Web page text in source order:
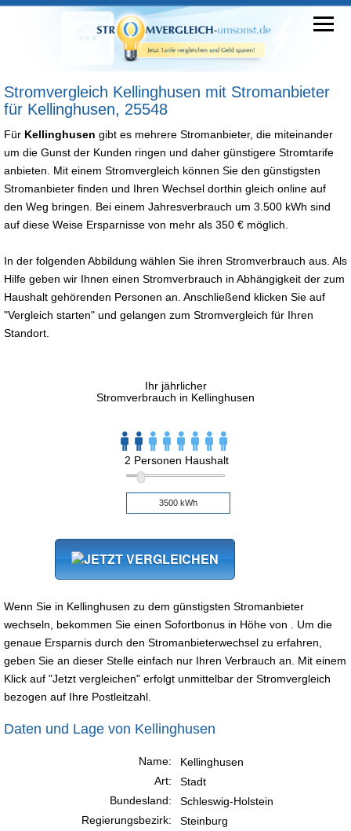
Stromvergleich Kellinghusen mit Stromanbieter
für Kellinghusen, 25548
Für Kellinghusen gibt es mehrere Stromanbieter, die miteinander
um die Gunst der Kunden ringen und daher günstigere Stromtarife
anbieten. Mit einem Stromvergleich können Sie den günstigsten
Stromanbieter finden und Ihren Wechsel dorthin gleich online auf
den Weg bringen. Bei einem Jahresverbrauch um 3.500 kWh sind
auf diese Weise Ersparnisse von mehr als 350 € möglich.
In der folgenden Abbildung wählen Sie ihren Stromverbrauch aus. Als
Hilfe geben wir Ihnen einen Stromverbrauch in Abhängigkeit der zum
Haushalt gehörenden Personen an. Anschließend klicken Sie auf
"Vergleich starten" und gelangen zum Stromvergleich für Ihren
Standort.
Ihr jährlicher
Stromverbrauch in Kellinghusen
2 Personen Haushalt
Wenn Sie in Kellinghusen zu dem günstigsten Stromanbieter
wechseln, bekommen Sie einen Sofortbonus in Höhe von . Um die
genaue Ersparnis durch den Stromanbieterwechsel zu erfahren,
geben Sie an dieser Stelle einfach nur Ihren Verbrauch an. Mit einem
Klick auf "Jetzt vergleichen" erfolgt unmittelbar der Stromvergleich
bezogen auf Ihre Postleitzahl.
Daten und Lage von Kellinghusen
Name:
Kellinghusen
Art:
Stadt
Bundesland:
Schleswig-Holstein
Regierungsbezirk:
Steinburg